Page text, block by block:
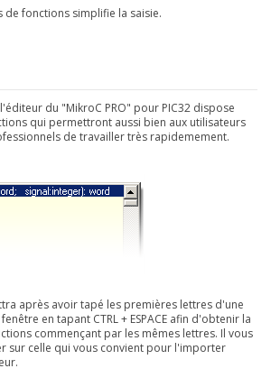
de fonctions simplifie la saisie.
du "MikroC PRO" pour PIC32 dispose
qui permettront aussi bien aux utilisateurs
de travailler très rapidemement.
après avoir tapé les premières lettres d'une
en tapant CTRL + ESPACE afin d'obtenir la
commençant par les mêmes lettres. Il vous
sur celle qui vous convient pour l'importer